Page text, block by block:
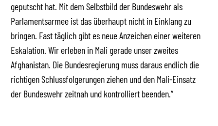
geputscht hat. Mit dem Selbstbild der Bundeswehr als
Parlamentsarmee ist das überhaupt nicht in Einklang zu
bringen. Fast täglich gibt es neue Anzeichen einer weiteren
Eskalation. Wir erleben in Mali gerade unser zweites
Afghanistan. Die Bundesregierung muss daraus endlich die
richtigen Schlussfolgerungen ziehen und den Mali-Einsatz
der Bundeswehr zeitnah und kontrolliert beenden.“